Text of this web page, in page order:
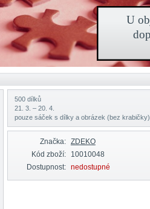
500 dílků
21. 3. – 20. 4.
pouze sáček s dílky a obrázek (bez krabičky)
Značka:
ZDEKO
Kód zboží:
10010048
Dostupnost:
nedostupné